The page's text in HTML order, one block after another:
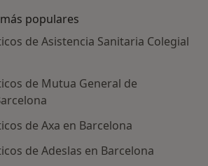
populares
de Asistencia Sanitaria Colegial
de Mutua General de
de Axa en Barcelona
de Adeslas en Barcelona